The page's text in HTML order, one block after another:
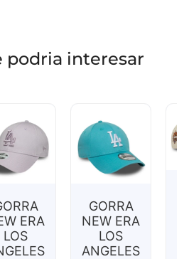
podria interesar
ERA
LOS
GORRA
NEW ERA
LOS
ANGELES